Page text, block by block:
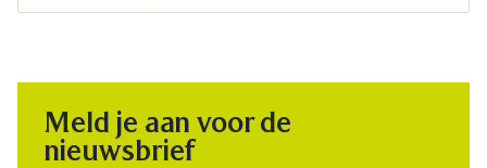
Meld je aan voor de
nieuwsbrief